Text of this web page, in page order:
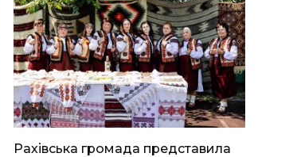
Рахівська громада представила